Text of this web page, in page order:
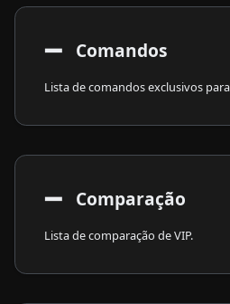
➖ ​ Comandos
Lista de comandos exclusivos para
➖ ​ Comparação
Lista de comparação de VIP.